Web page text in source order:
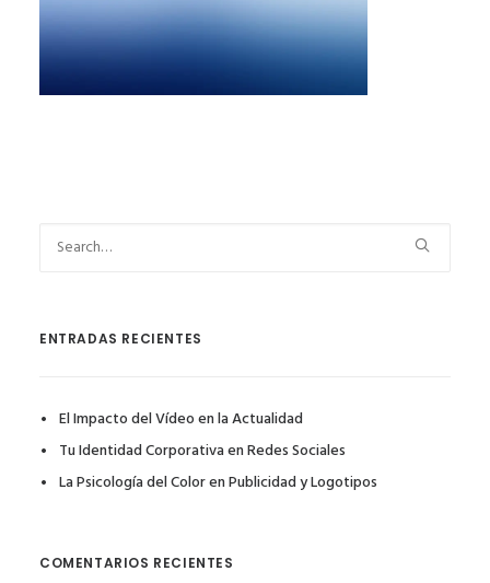
ENTRADAS RECIENTES
El Impacto del Vídeo en la Actualidad
Tu Identidad Corporativa en Redes Sociales
La Psicología del Color en Publicidad y Logotipos
COMENTARIOS RECIENTES